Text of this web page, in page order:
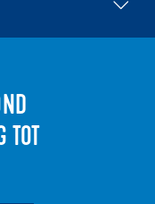
TOT